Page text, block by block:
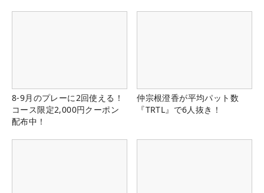
8-9月のプレーに2回使える！
コース限定2,000円クーポン
配布中！
仲宗根澄香が平均パット数
『TRTL』で6人抜き！